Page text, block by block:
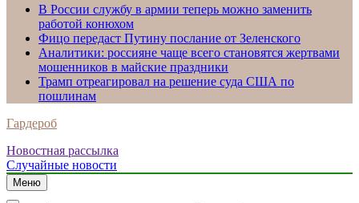
В России службу в армии теперь можно заменить
работой конюхом
Фицо передаст Путину послание от Зеленского
Аналитики: россияне чаще всего становятся жертвами
мошенников в майские праздники
Трамп отреагировал на решение суда США по
пошлинам
Гардероб
Новостная рассылка
Случайные новости
Меню